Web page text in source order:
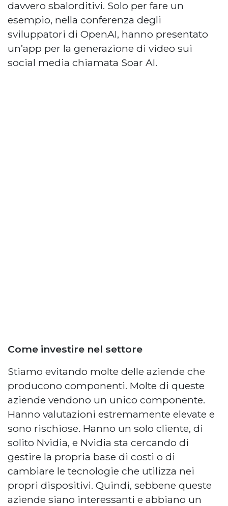
davvero sbalorditivi. Solo per fare un
esempio, nella conferenza degli
sviluppatori di OpenAI, hanno presentato
un’app per la generazione di video sui
social media chiamata Soar AI.
Come investire nel settore
Stiamo evitando molte delle aziende che
producono componenti. Molte di queste
aziende vendono un unico componente.
Hanno valutazioni estremamente elevate e
sono rischiose. Hanno un solo cliente, di
solito Nvidia, e Nvidia sta cercando di
gestire la propria base di costi o di
cambiare le tecnologie che utilizza nei
propri dispositivi. Quindi, sebbene queste
aziende siano interessanti e abbiano un